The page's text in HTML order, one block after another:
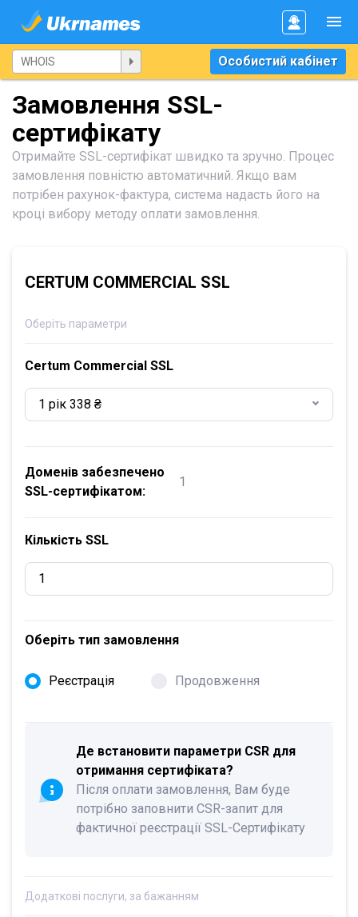
Особистий кабінет
Замовлення SSL-
сертифікату
Отримайте SSL-сертифікат швидко та зручно. Процес
замовлення повністю автоматичний. Якщо вам
потрібен рахунок-фактура, система надасть його на
кроці вибору методу оплати замовлення.
CERTUM COMMERCIAL SSL
Оберіть параметри
Certum Commercial SSL
1 рік 338 ₴
Доменів забезпечено
SSL-сертифікатом:
1
Кількість SSL
Оберіть тип замовлення
Реєстрація Продовження
Де встановити параметри CSR для
отримання сертифіката?
Після оплати замовлення, Вам буде
потрібно заповнити CSR-запит для
фактичної реєстрації SSL-Сертифікату
Додаткові послуги, за бажанням